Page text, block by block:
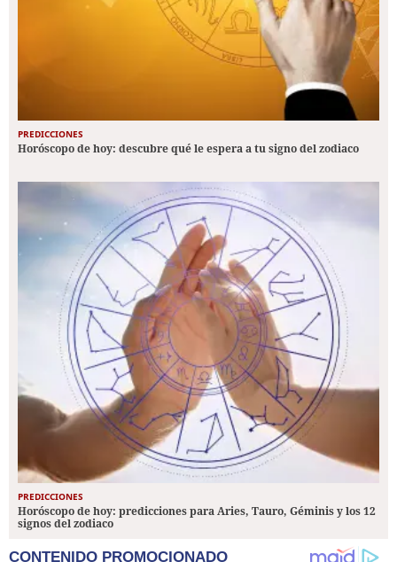
PREDICCIONES
Horóscopo de hoy: descubre qué le espera a tu signo del zodiaco
PREDICCIONES
Horóscopo de hoy: predicciones para Aries, Tauro, Géminis y los 12
signos del zodiaco
CONTENIDO PROMOCIONADO